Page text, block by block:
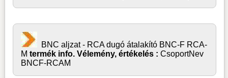
BNC aljzat - RCA dugó átalakító BNC-F RCA-
M termék info. Vélemény, értékelés : CsoportNev
BNCF-RCAM